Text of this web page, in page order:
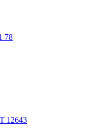
78
12643